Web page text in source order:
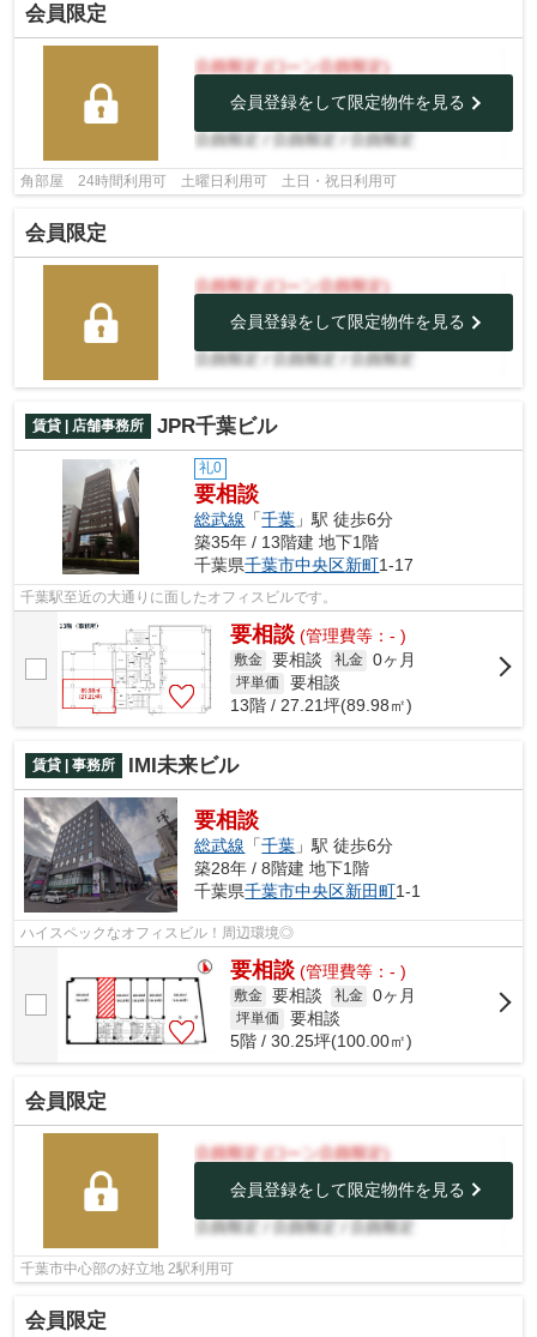
会員限定
会員登録をして限定物件を見る
角部屋 24時間利用可 土曜日利用可 土日・祝日利用可
会員限定
会員登録をして限定物件を見る
賃貸 | 店舗事務所 JPR千葉ビル
礼0
要相談
総武線 「千葉 」駅 徒歩6分
築35年 / 13階建 地下1階
千葉県千葉市中央区新町1-17
千葉駅至近の大通りに面したオフィスビルです。
要相談 (管理費等：- )
敷金 要相談 礼金 0ヶ月
坪単価
要相談
13階 / 27.21坪(89.98㎡)
賃貸 | 事務所 IMI未来ビル
要相談
総武線 「千葉 」駅 徒歩6分
築28年 / 8階建 地下1階
千葉県千葉市中央区新田町1-1
ハイスペックなオフィスビル！周辺環境◎
要相談 (管理費等：- )
敷金 要相談 礼金 0ヶ月
坪単価
要相談
5階 / 30.25坪(100.00㎡)
会員限定
会員登録をして限定物件を見る
千葉市中心部の好立地 2駅利用可
会員限定